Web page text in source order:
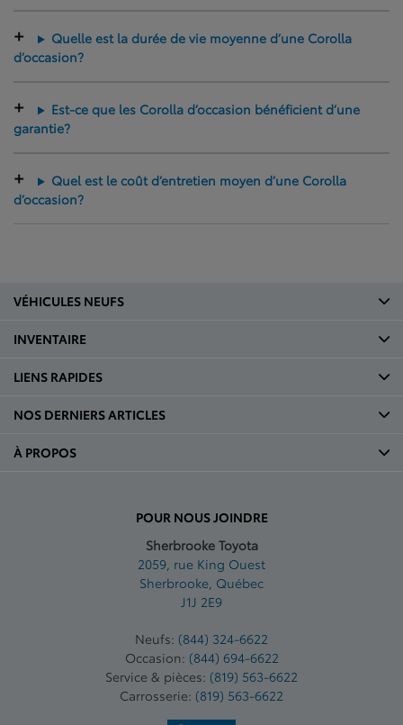
Quelle est la durée de vie moyenne d’une Corolla
d’occasion?
Est-ce que les Corolla d’occasion bénéficient d’une
garantie?
Quel est le coût d’entretien moyen d’une Corolla
d’occasion?
POUR NOUS JOINDRE
Sherbrooke Toyota
2059, rue King Ouest
Sherbrooke, Québec
J1J 2E9
Neufs: (844) 324-6622
Occasion: (844) 694-6622
Service & pièces: (819) 563-6622
Carrosserie: (819) 563-6622
VÉHICULES NEUFS
INVENTAIRE
LIENS RAPIDES
NOS DERNIERS ARTICLES
À PROPOS